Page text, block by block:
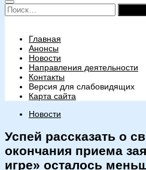
Найти:
Главная
Анонсы
Новости
Направления деятельности
Контакты
Версия для слабовидящих
Карта сайта
Новости
Успей рассказать о
окончания приема
игре» осталось